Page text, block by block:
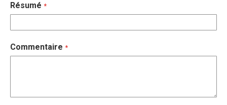
Résumé
Commentaire